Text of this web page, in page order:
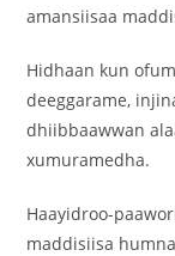
amansiisaa
Hidhaan kun
deeggarame,
dhiibbaawwan
xumuramedha.
Haayidroo-
maddisiisa